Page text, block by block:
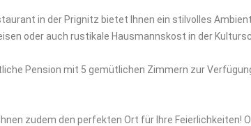
in der Prignitz bietet Ihnen ein stilvolles
oder auch rustikale Hausmannskost in der
Pension mit 5 gemütlichen Zimmern zur
zudem den perfekten Ort für Ihre Feierlichkeiten!